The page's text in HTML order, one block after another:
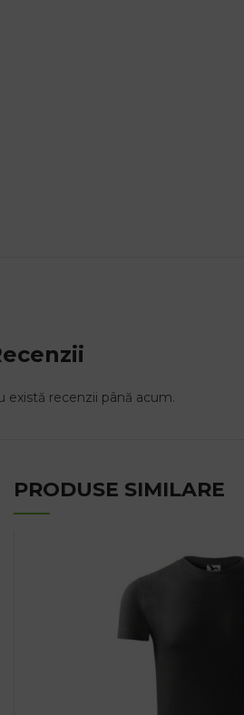
există recenzii până acum.
PRODUSE SIMILARE